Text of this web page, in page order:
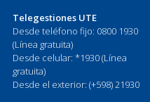
Telegestiones UTE
Desde teléfono fijo: 0800 1930
(Línea gratuita)
Desde celular: *1930 (Línea
gratuita)
Desde el exterior: (+598) 21930